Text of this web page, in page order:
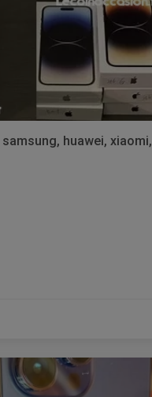
huawei, xiaomi,